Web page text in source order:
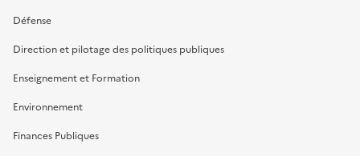
Défense
Direction et pilotage des politiques publiques
Enseignement et Formation
Environnement
Finances Publiques